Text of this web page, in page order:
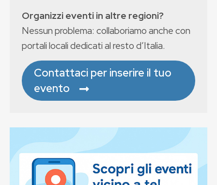
Organizzi eventi in altre regioni?
Nessun problema: collaboriamo anche con
portali locali dedicati al resto d’Italia.
Contattaci per inserire il tuo
evento